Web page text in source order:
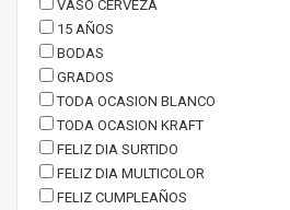
VASO CERVEZA
15 AÑOS
BODAS
GRADOS
TODA OCASION BLANCO
TODA OCASION KRAFT
FELIZ DIA SURTIDO
FELIZ DIA MULTICOLOR
FELIZ CUMPLEAÑOS